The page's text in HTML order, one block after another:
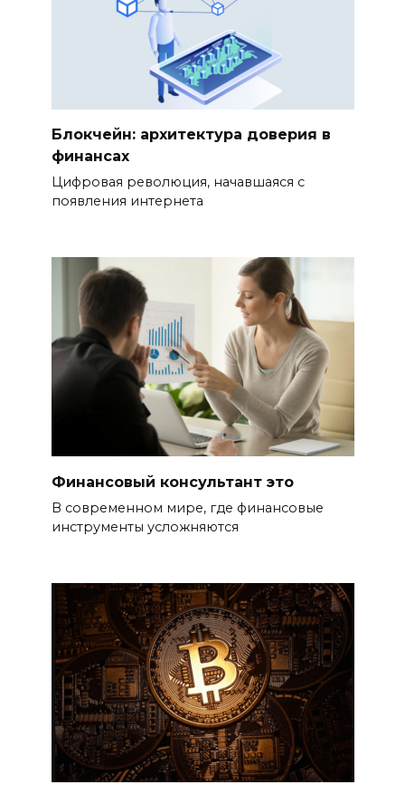
Блокчейн: архитектура доверия в
финансах
Цифровая революция, начавшаяся с
появления интернета
Финансовый консультант это
В современном мире, где финансовые
инструменты усложняются